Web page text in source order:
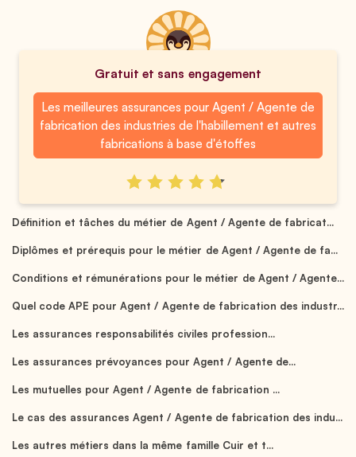
Gratuit et sans engagement
Les meilleures assurances pour Agent / Agente de
fabrication des industries de l'habillement et autres
fabrications à base d'étoffes
Définition et tâches du métier de Agent / Agente de fabricat...
Diplômes et prérequis pour le métier de Agent / Agente de fa...
Conditions et rémunérations pour le métier de Agent / Agente...
Quel code APE pour Agent / Agente de fabrication des industr...
Les assurances responsabilités civiles profession...
Les assurances prévoyances pour Agent / Agente de...
Les mutuelles pour Agent / Agente de fabrication ...
Le cas des assurances Agent / Agente de fabrication des indu...
Les autres métiers dans la même famille Cuir et t...